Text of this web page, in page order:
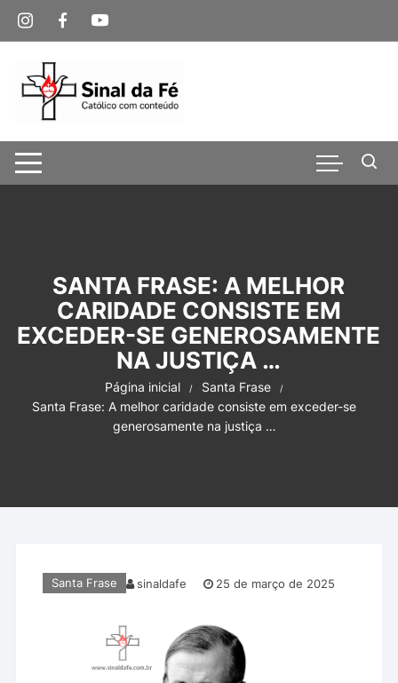
Pular
para
conteúdo
SANTA FRASE: A MELHOR
CARIDADE CONSISTE EM
EXCEDER-SE GENEROSAMENTE
NA JUSTIÇA …
Página inicial
Santa Frase
Santa Frase: A melhor caridade consiste em exceder-se
generosamente na justiça …
Santa Frase sinaldafe 25 de março de 2025